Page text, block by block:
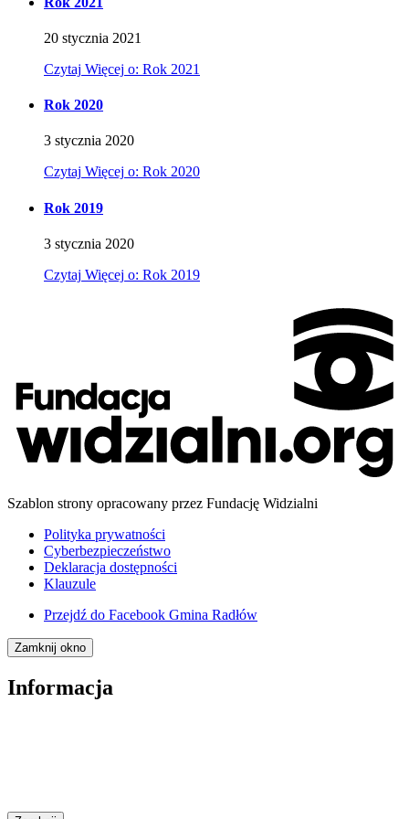
20 stycznia 2021
Czytaj Więcej o: Rok 2021
Rok 2020
3 stycznia 2020
Czytaj Więcej o: Rok 2020
Rok 2019
3 stycznia 2020
Czytaj Więcej o: Rok 2019
Szablon strony opracowany przez Fundację Widzialni
Polityka prywatności
Cyberbezpieczeństwo
Deklaracja dostępności
Klauzule
Przejdź do Facebook Gmina Radłów
Zamknij okno
Informacja